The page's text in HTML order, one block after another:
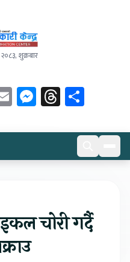
शुक्रबार
EmailMessenger
Threads
चोरी गर्दै